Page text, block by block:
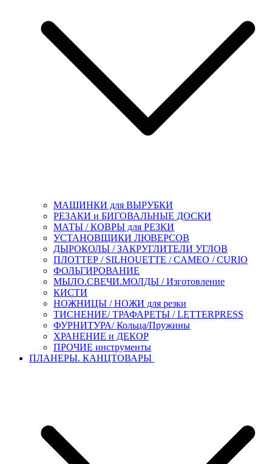
МАШИНКИ для ВЫРУБКИ
РЕЗАКИ и БИГОВАЛЬНЫЕ ДОСКИ
МАТЫ / КОВРЫ для РЕЗКИ
УСТАНОВЩИКИ ЛЮВЕРСОВ
ДЫРОКОЛЫ / ЗАКРУГЛИТЕЛИ УГЛОВ
ПЛОТТЕР / SILHOUETTE / CAMEO / CURIO
ФОЛЬГИРОВАНИЕ
МЫЛО.СВЕЧИ.МОЛДЫ / Изготовление
КИСТИ
НОЖНИЦЫ / НОЖИ для резки
ТИСНЕНИЕ/ ТРАФАРЕТЫ / LETTERPRESS
ФУРНИТУРА/ Кольца/Пружины
ХРАНЕНИЕ и ДЕКОР
ПРОЧИЕ инструменты
ПЛАНЕРЫ. КАНЦТОВАРЫ